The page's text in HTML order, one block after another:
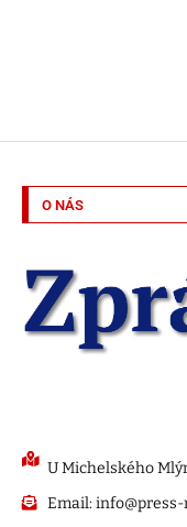
O NÁS
U Michelského
Email: